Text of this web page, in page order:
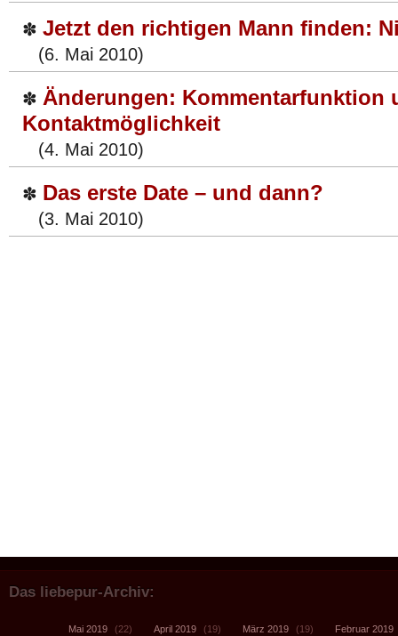
✽ Jetzt den richtigen Mann finden:
(6. Mai 2010)
✽ Änderungen: Kommentarfunktion
Kontaktmöglichkeit
(4. Mai 2010)
✽ Das erste Date – und dann?
(3. Mai 2010)
Das liebepur-Archiv:
Mai 2019 (22) April 2019 (19) März 2019 (19) Februar 2019